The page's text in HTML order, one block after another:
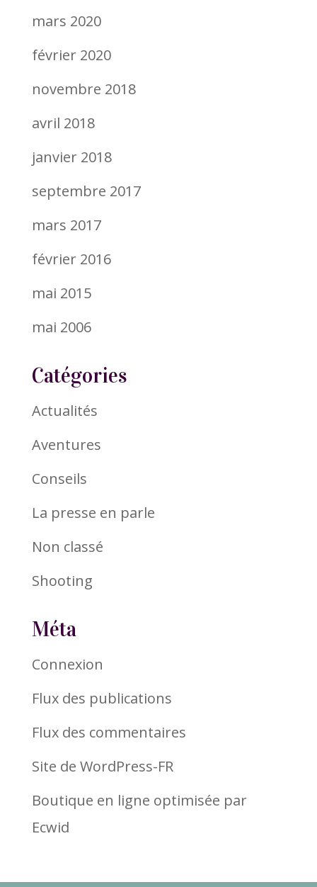
mars 2020
février 2020
novembre 2018
avril 2018
janvier 2018
septembre 2017
mars 2017
février 2016
mai 2015
mai 2006
Catégories
Actualités
Aventures
Conseils
La presse en parle
Non classé
Shooting
Méta
Connexion
Flux des publications
Flux des commentaires
Site de WordPress-FR
Boutique en ligne optimisée par
Ecwid